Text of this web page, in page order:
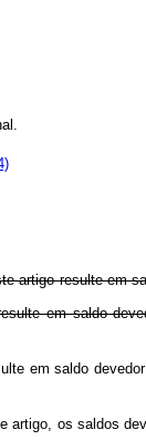
artigo resulte em
em saldo
em saldo
artigo, os saldos